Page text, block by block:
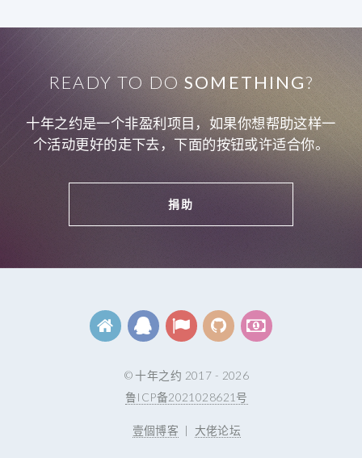
READY TO DOSOMETHING?
十年之约是一个非盈利项目，如果你想帮助这样一
个活动更好的走下去，下面的按钮或许适合你。
捐助
© 十年之约 2017 - 2026
鲁ICP备2021028621号
壹個博客 | 大佬论坛